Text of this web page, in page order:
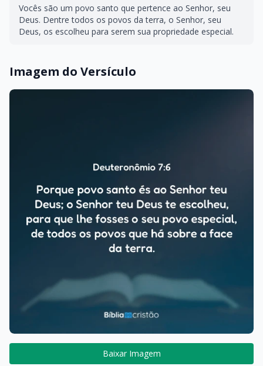
Vocês são um povo santo que pertence ao Senhor, seu
Deus. Dentre todos os povos da terra, o Senhor, seu
Deus, os escolheu para serem sua propriedade especial.
Imagem do Versículo
Baixar Imagem